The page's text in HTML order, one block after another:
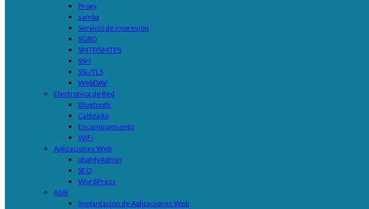
Proxy
samba
Servicio de impresión
SGBD
SMTP/SMTPS
SSH
SSL/TLS
WebDAV
Electrónica de Red
Bluetooth
Cableado
Encaminamiento
WiFi
Aplicaciones Web
phpMyAdmin
SEO
WordPress
ASIR
Implantación de Aplicaciones Web